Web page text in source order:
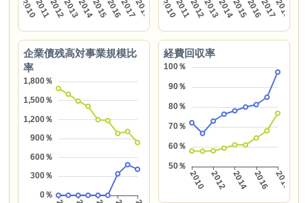
企業債残高対事業規模比
率
経費回収率